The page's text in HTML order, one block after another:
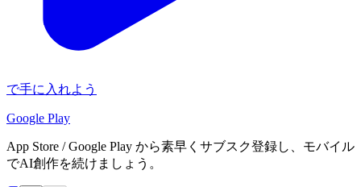
で手に入れよう
Google Play
App Store / Google Play から素早くサブスク登録し、モバイル
でAI創作を続けましょう。